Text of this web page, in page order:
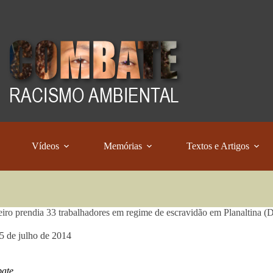
Vídeos Memórias Textos e Artigos
prendia 33 trabalhadores em regime de escravidão em Planaltina
de julho de 2014